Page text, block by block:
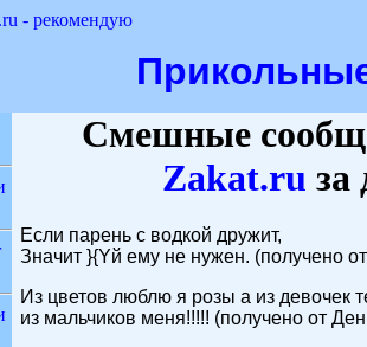
- рекомендую
Смешные
Zakat.ru за
Если парень с водкой дружит,
Значит }{Yй ему не нужен. (получено
Из цветов люблю я розы а из девочек
из мальчиков меня!!!!! (получено от